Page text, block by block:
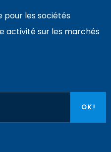
les sociétés
activité sur les marchés